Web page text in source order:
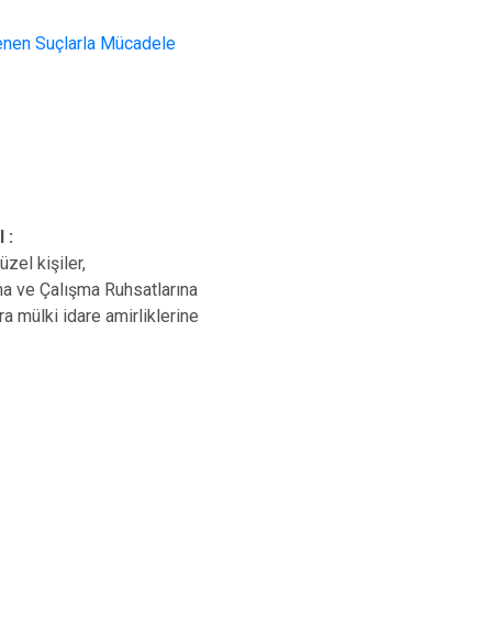
Suçlarla Mücadele
:
kişiler,
Çalışma Ruhsatlarına
mülki idare amirliklerine